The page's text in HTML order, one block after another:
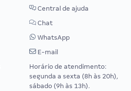
Central de ajuda
Chat
WhatsApp
E-mail
Horário de atendimento:
segunda a sexta (8h às 20h),
sábado (9h às 13h).